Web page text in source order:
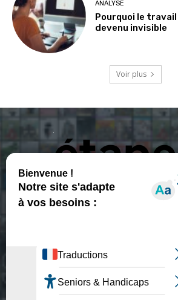
ANALYSE
Pourquoi le
devenu invisible
Voir plus
ETAPES : Magazine Média de référence
spécialisé dans les domaines du
Contact :